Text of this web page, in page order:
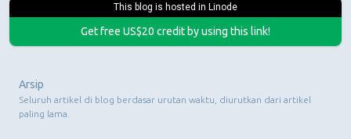
This blog is hosted in Linode
Get free US$20 credit by using this link!
Arsip
Seluruh artikel di blog berdasar urutan waktu, diurutkan dari artikel
paling lama.